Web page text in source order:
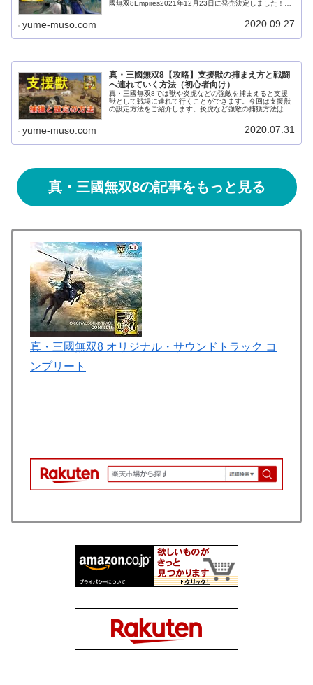
國無双8Empires2021年12月23日に発売決定しました！予
yume-muso.com 2020.09.27
真・三國無双8【攻略】支援獣の捕まえ方と戦闘
へ連れていく方法（初心者向け）
真・三國無双8では獣や炎虎などの強敵を捕まえると支援
獣として戦場に連れて行くことができます。今回は支援獣
の設定方法をご紹介します。炎虎など強敵の捕獲方法は＞
yume-muso.com 2020.07.31
真・三國無双8の記事をもっと見る
真・三國無双8 オリジナル・サウンドトラック コ
ンプリート